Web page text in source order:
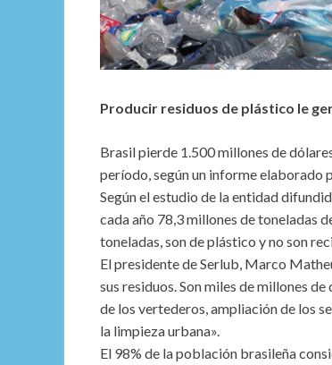
Producir residuos de plástico le
Brasil pierde 1.500 millones de
período, según un informe elaborado
Según el estudio de la entidad
cada año 78,3 millones de toneladas
toneladas, son de plástico y no son
El presidente de Serlub, Marco
sus residuos. Son miles de millones
de los vertederos, ampliación de los
la limpieza urbana».
El 98% de la población brasileña